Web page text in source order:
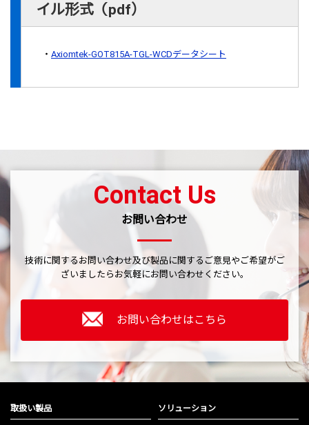
イル形式（pdf）
Axiomtek-GOT815A-TGL-WCDデータシート
Contact Us
お問い合わせ
技術に関するお問い合わせ及び製品に関するご意見やご希望がご
ざいましたら お気軽にお問い合わせください。
お問い合わせはこちら
取扱い製品 ソリューション